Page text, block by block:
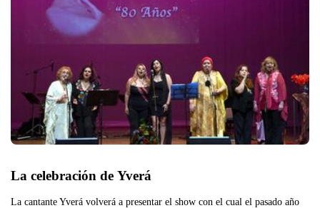
La celebración de Yverá
La cantante Yverá volverá a presentar el show con el cual el pasado año